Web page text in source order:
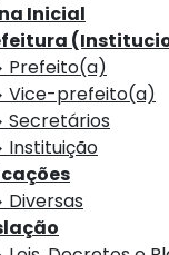
Inicial
Prefeito(a)
Vice-prefeito(a)
Secretários
Instituição
Diversas